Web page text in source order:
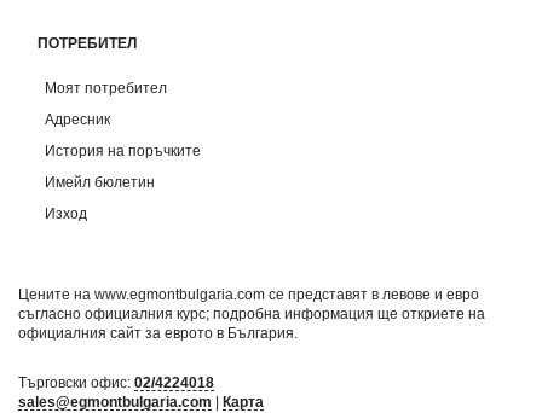
ПОТРЕБИТЕЛ
Моят потребител
Адресник
История на поръчките
Имейл бюлетин
Изход
Цените на www.egmontbulgaria.com се представят в левове и евро
съгласно официалния курс; подробна информация ще откриете на
официалния сайт за еврото в България
Търговски офис: 02/4224018
sales@egmontbulgaria.com | Карта